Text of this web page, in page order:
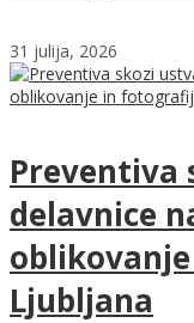
31 julija, 2026
Preventiva
delavnice
Ljubljana